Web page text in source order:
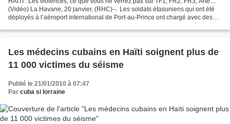
(Vidéo) La Havane, 20 janvier, (RHC)--. Les soldats étasuniens qui ont été
déployés à l’aéroport international de Port-au-Prince ont chargé avec des
Les médecins cubains en Haïti soignent plus de
11 000 victimes du séisme
Publié le 21/01/2010 à 07:47
Par cuba si lorraine